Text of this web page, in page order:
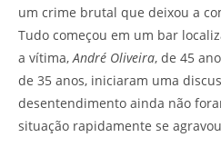
um crime brutal que deixou a
Tudo começou em um bar
a vítima,André Oliveira, de 45
de 35 anos, iniciaram uma
desentendimento ainda não
situação rapidamente se